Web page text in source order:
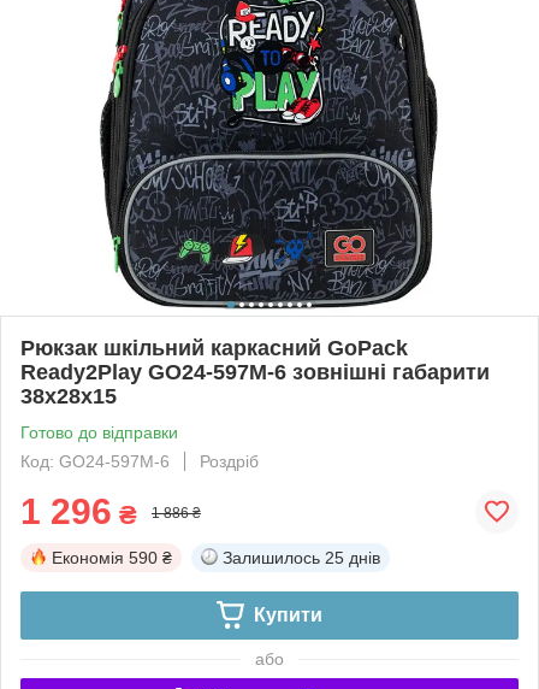
Рюкзак шкільний каркасний GoPack
Ready2Play GO24-597M-6 зовнішні габарити
38x28x15
Готово до відправки
Код: GO24-597M-6
Роздріб
1 296 ₴ 1 886 ₴
Економія 590 ₴ Залишилось 25 днів
Купити
або